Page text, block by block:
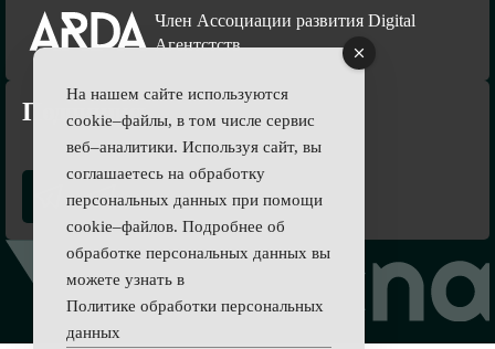
Член Ассоциации развития Digital
Агентстств
Подпишись
На нашем сайте используются
cookie–файлы, в том числе сервис
веб–аналитики. Используя сайт, вы
соглашаетесь на обработку
персональных данных при помощи
cookie–файлов. Подробнее об
обработке персональных данных вы
можете узнать в
Политике обработки персональных
данных